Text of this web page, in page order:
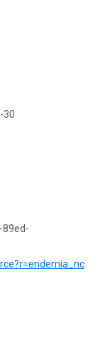
30
89ed-